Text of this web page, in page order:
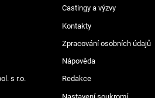
Castingy a výzvy
Kontakty
Zpracování osobních údajů
Nápověda
s r.o. Redakce